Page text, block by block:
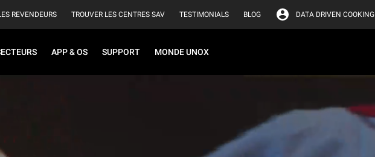
REVENDEURS TROUVER LES CENTRES SAV TESTIMONIALS BLOG DATA DRIVEN COOKING
APP & OS SUPPORT MONDE UNOX